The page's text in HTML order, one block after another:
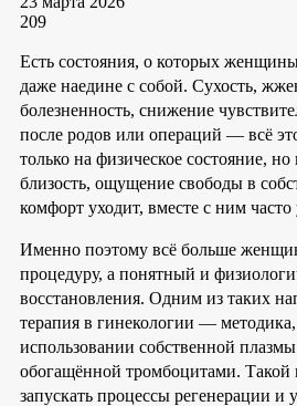
209
Есть состояния, о которых
даже наедине с собой. Сухость,
болезненность, снижение
после родов или операций — всё
только на физическое состояние, но
близость, ощущение свободы в
комфорт уходит, вместе с ним
Именно поэтому всё больше
процедуру, а понятный и
восстановления. Одним из таких
терапия в гинекологии —
использовании собственной
обогащённой тромбоцитами. Такой
запускать процессы регенерации и